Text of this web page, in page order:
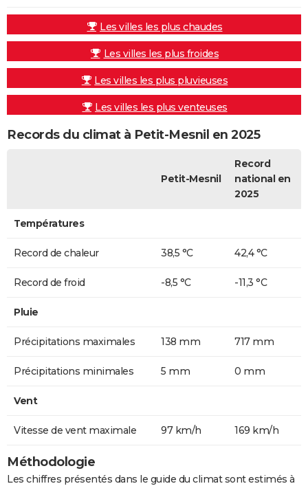
Les villes les plus chaudes
Les villes les plus froides
Les villes les plus pluvieuses
Les villes les plus venteuses
Records du climat à Petit-Mesnil en 2025
Petit-Mesnil
Record
national en
2025
Températures
Record de chaleur 38,5 °C 42,4 °C
Record de froid -8,5 °C -11,3 °C
Pluie
Précipitations maximales 138 mm 717 mm
Précipitations minimales 5 mm 0 mm
Vent
Vitesse de vent maximale 97 km/h 169 km/h
Méthodologie
Les chiffres présentés dans le guide du climat sont estimés à